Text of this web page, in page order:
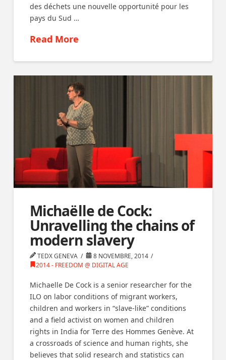
des déchets une nouvelle opportunité pour les
pays du Sud …
Read More
Michaëlle de Cock:
Unravelling the chains of
modern slavery
TEDX GENEVA
8 NOVEMBRE, 2014
2014 - FREEDOM @ DIGITAL AGE
Michaelle De Cock is a senior researcher for the
ILO on labor conditions of migrant workers,
children and workers in “slave-like” conditions
and a field activist on women and children
rights in India for Terre des Hommes Genève. At
a crossroads of science and human rights, she
believes that solid research and statistics can